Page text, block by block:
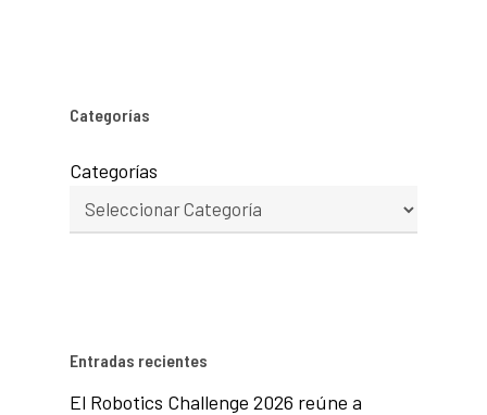
Categorías
Categorías
Entradas recientes
El Robotics Challenge 2026 reúne a